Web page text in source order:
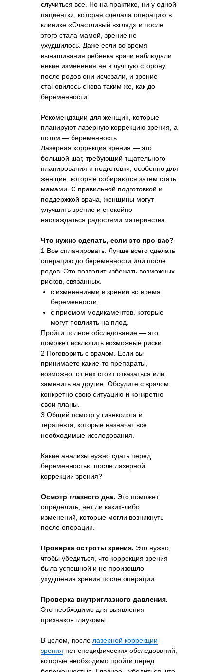
случиться все. Но на практике, ни у одной
пациентки, которая сделала операцию в
клинике «Счастливый взгляд» и после
этого стала мамой, зрение не
ухудшилось. Даже если во время
вынашивания ребенка врачи наблюдали
некие изменения не в лучшую сторону,
после родов они исчезали, и зрение
становилось снова таким же, как до
беременности.
Рекомендации для женщин, которые
планируют лазерную коррекцию зрения, а
потом — беременность
Лазерная коррекция зрения — это
большой шаг, требующий тщательного
планирования и подготовки, особенно для
женщин, которые собираются затем стать
мамами. С правильной подготовкой и
поддержкой врача, женщины могут
улучшить зрение и спокойно
наслаждаться радостями материнства.
Что нужно сделать, если это про вас?
1 Все спланировать. Лучше всего сделать
операцию до беременности или после
родов. Это позволит избежать возможных
рисков, связанных.
с изменениями в зрении во время
беременности;
с приемом медикаментов, которые
могут повлиять на плод.
Пройти полное обследование — это
поможет исключить возможные риски.
2 Поговорить с врачом. Если вы
принимаете какие-то препараты,
возможно, от них стоит отказаться или
заменить на другие. Обсудите с врачом
конкретно свою ситуацию и конкретно
свои планы.
3 Общий осмотр у гинеколога и
терапевта, которые назначат все
необходимые исследования.
Какие анализы нужно сдать перед
беременностью после лазерной
коррекции зрения?
Осмотр глазного дна. Это поможет
определить, нет ли каких-либо
изменений, которые могли возникнуть
после операции.
Проверка остроты зрения. Это нужно,
чтобы убедиться, что коррекция зрения
была успешной и не произошло
ухудшения зрения после операции.
Проверка внутриглазного давления.
Это необходимо для выявления
признаков глаукомы.
В целом, после лазерной коррекции
зрения нет специфических обследований,
которые необходимо пройти перед